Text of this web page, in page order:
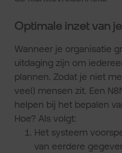
Optimale inzet van
Wanneer je organisatie
uitdaging zijn om
plannen. Zodat je niet
veel) mensen zit. Een
helpen bij het bepalen
Hoe? Als volgt:
Het systeem
van eerdere